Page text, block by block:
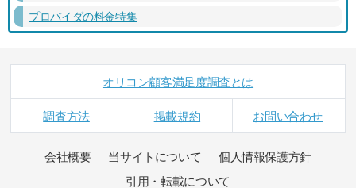
プロバイダの料金特集
オリコン顧客満足度調査とは
調査方法 掲載規約 お問い合わせ
会社概要 当サイトについて
個人情報保護方針
引用・転載について